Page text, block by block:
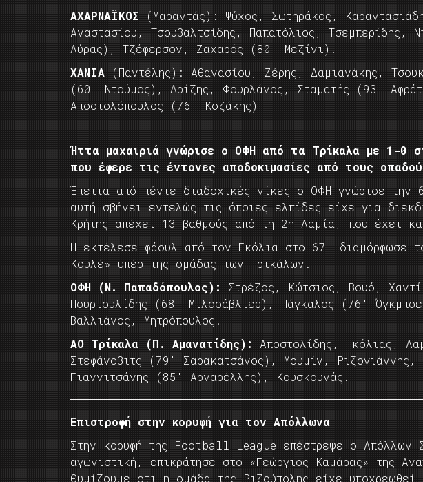
ΑΧΑΡΝΑΪΚΟΣ
(Μαραντάς): Ψύχος, Σωτηράκος,
Αναστασίου, Τσουβαλτσίδης, Παπατόλιος, Τσεμπερίδης,
Λύρας), Τζέφερσον, Ζαχαρός (80′ Μεζίνι).
ΧΑΝΙΑ
(Παντέλης): Αθανασίου, Ζέρης, Δαμιανάκης,
(60′ Ντούμος), Δρίζης, Φουρλάνος, Σταματής (93′
Αποστολόπουλος (76′ Κοζάκης)
Ήττα μαχαιριά γνώρισε ο ΟΦΗ από τα Τρίκαλα με 1-0
που έφερε τις έντονες αποδοκιμασίες από τους
Έπειτα από πέντε διαδοχικές νίκες ο ΟΦΗ γνώρισε την
αυτή σβήνει εντελώς τις όποιες ελπίδες είχε για
Κρήτης απέχει 13 βαθμούς από τη 2η Λαμία, που έχει
Η εκτέλεσε φάουλ από τον Γκόλια στο 67′ διαμόρφωσε
Κουλέ» υπέρ της ομάδας των Τρικάλων.
ΟΦΗ (Ν. Παπαδόπουλος): Στρέζος, Κώτσιος, Βουό,
Πουρτουλίδης (68′ Μιλοσάβλιεφ), Πάγκαλος (76′
Βαλλιάνος, Μητρόπουλος.
ΑΟ Τρίκαλα (Π. Αμανατίδης): Αποστολίδης, Γκόλιας,
Στεφάνοβιτς (79′ Σαρακατσάνος), Μουμίν,
Γιαννιτσάνης (85′ Αρναρέλλης), Κουσκουνάς.
Επιστροφή στην κορυφή για τον Απόλλωνα
Στην κορυφή της Football League επέστρεψε ο Απόλλων
αγωνιστική, επικράτησε στο «Γεώργιος Καμάρας» της
Θυμίζουμε οτι η ομάδα της Ριζούπολης είχε